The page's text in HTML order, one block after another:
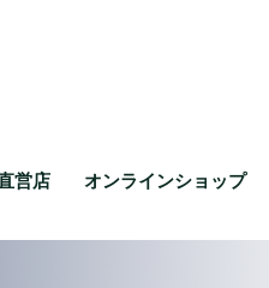
営店 オンラインショップ